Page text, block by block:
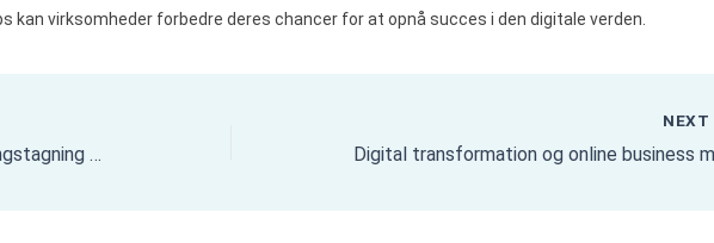
kan virksomheder forbedre deres chancer for at opnå succes i den digitale verden.
Business data analyse: beslutningstagning med indsigt
NEXT